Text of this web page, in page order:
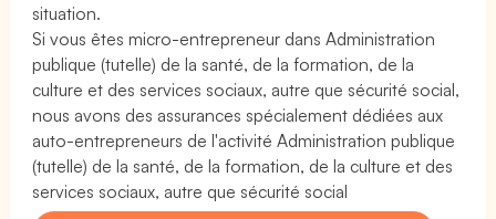
situation.
Si vous êtes micro-entrepreneur dans Administration
publique (tutelle) de la santé, de la formation, de la
culture et des services sociaux, autre que sécurité social,
nous avons des assurances spécialement dédiées aux
auto-entrepreneurs de l'activité Administration publique
(tutelle) de la santé, de la formation, de la culture et des
services sociaux, autre que sécurité social